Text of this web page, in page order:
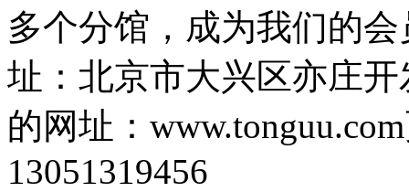
多个分馆，成为我们的
址：北京市大兴区亦庄
的网址：
13051319456